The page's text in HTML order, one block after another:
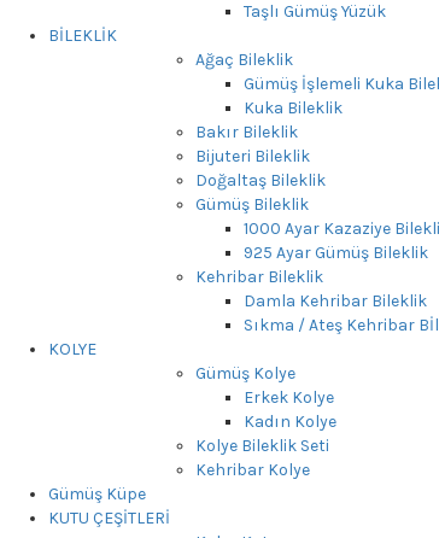
Taşlı Gümüş Yüzük
BİLEKLİK
Ağaç Bileklik
Gümüş İşlemeli Kuka
Kuka Bileklik
Bakır Bileklik
Bijuteri Bileklik
Doğaltaş Bileklik
Gümüş Bileklik
1000 Ayar Kazaziye
925 Ayar Gümüş Bileklik
Kehribar Bileklik
Damla Kehribar Bileklik
Sıkma / Ateş Kehribar
KOLYE
Gümüş Kolye
Erkek Kolye
Kadın Kolye
Kolye Bileklik Seti
Kehribar Kolye
Gümüş Küpe
KUTU ÇEŞİTLERİ